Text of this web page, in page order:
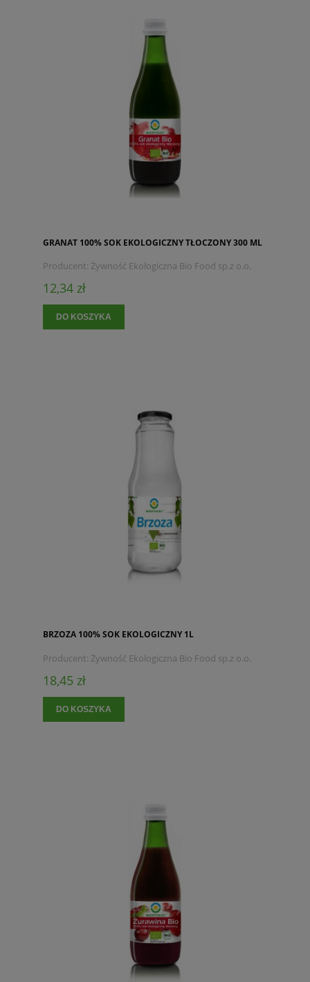
GRANAT 100% SOK EKOLOGICZNY TŁOCZONY 300 ML
Producent: Żywność Ekologiczna Bio Food sp.z o.o.
12,34 zł
DO KOSZYKA
BRZOZA 100% SOK EKOLOGICZNY 1L
Producent: Żywność Ekologiczna Bio Food sp.z o.o.
18,45 zł
DO KOSZYKA